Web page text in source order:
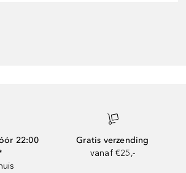
22:00
Gratis verzending
vanaf €25,-